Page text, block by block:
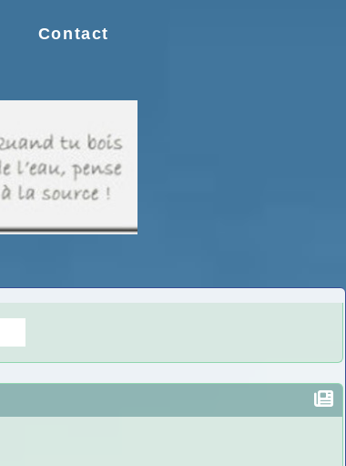
Contact